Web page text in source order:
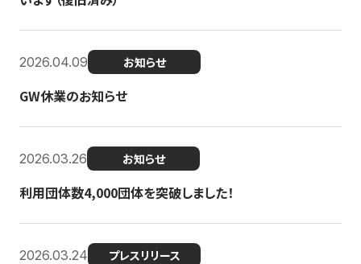
2026.04.09 お知らせ
GW休業のお知らせ
2026.03.26 お知らせ
利用団体数4,000団体を突破しました！
2026.03.24 プレスリリース